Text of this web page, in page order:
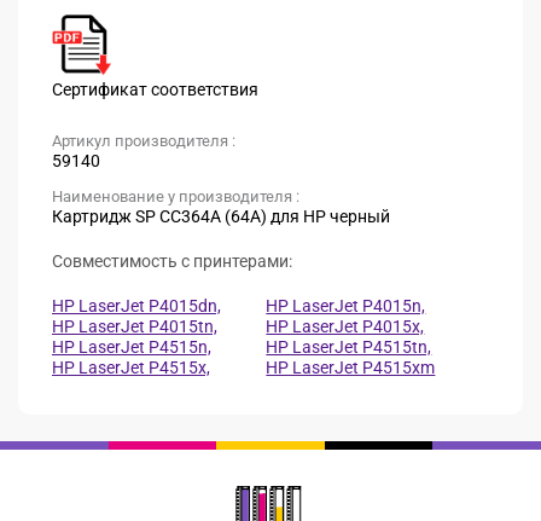
Сертификат соответствия
Артикул производителя :
59140
Наименование у производителя :
Картридж SP CC364A (64A) для HP черный
Совместимость с принтерами:
HP LaserJet P4015dn,
HP LaserJet P4015n,
HP LaserJet P4015tn,
HP LaserJet P4015x,
HP LaserJet P4515n,
HP LaserJet P4515tn,
HP LaserJet P4515x,
HP LaserJet P4515xm